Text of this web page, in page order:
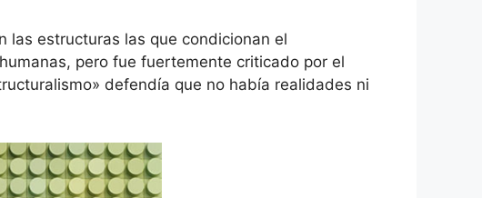
las estructuras las que condicionan el
pero fue fuertemente criticado por el
defendía que no había realidades ni